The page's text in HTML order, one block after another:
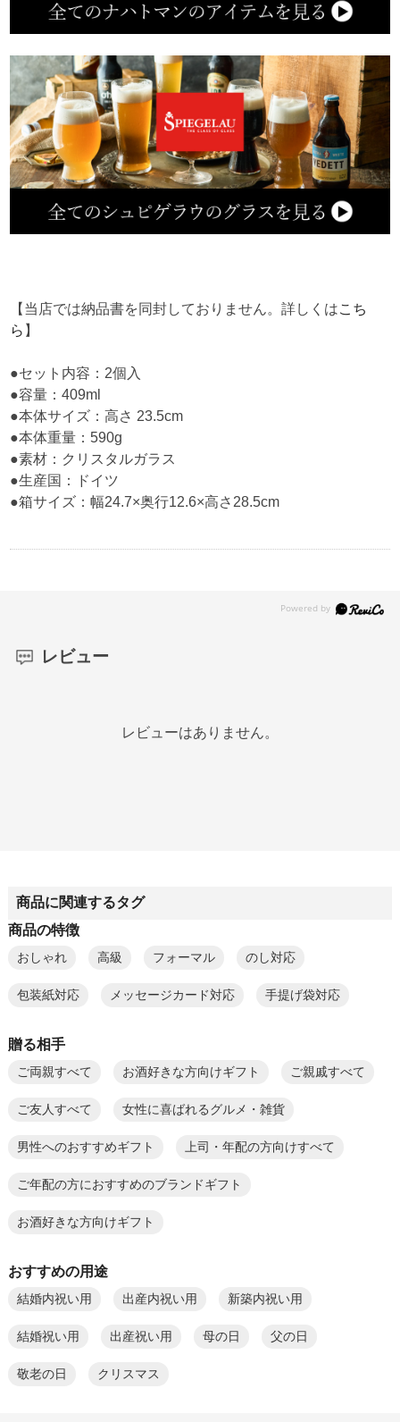
【当店では納品書を同封しておりません。詳しくはこち
ら 】
●セット内容：2個入
●容量：409ml
●本体サイズ：高さ 23.5cm
●本体重量：590g
●素材：クリスタルガラス
●生産国：ドイツ
●箱サイズ：幅24.7×奥行12.6×高さ28.5cm
レビュー
レビューはありません。
商品に関連するタグ
商品の特徴
おしゃれ 高級 フォーマル のし対応
包装紙対応 メッセージカード対応 手提げ袋対応
贈る相手
ご両親すべて お酒好きな方向けギフト ご親戚すべて
ご友人すべて 女性に喜ばれるグルメ・雑貨
男性へのおすすめギフト 上司・年配の方向けすべて
ご年配の方におすすめのブランドギフト
お酒好きな方向けギフト
おすすめの用途
結婚内祝い用 出産内祝い用 新築内祝い用
結婚祝い用 出産祝い用 母の日 父の日
敬老の日 クリスマス